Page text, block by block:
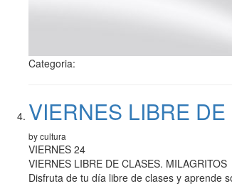
Categoria:
VIERNES LIBRE
by cultura
VIERNES 24
VIERNES LIBRE DE CLASES. MILAGRITOS
Disfruta de tu día libre de clases y aprende